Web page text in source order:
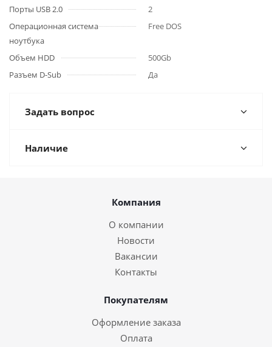
Порты USB 2.0
2
Операционная система
ноутбука
Free DOS
Объем HDD
500Gb
Разъем D-Sub
Да
Задать вопрос
Наличие
Компания
О компании
Новости
Вакансии
Контакты
Покупателям
Оформление заказа
Оплата